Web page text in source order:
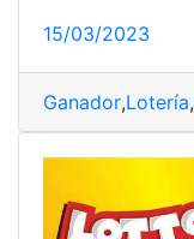
15/03/2023
Ganador,Lotería,